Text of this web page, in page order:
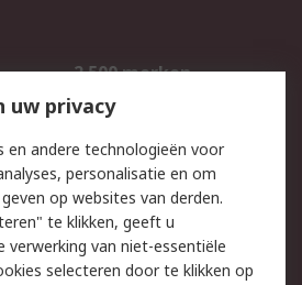
2.500 merken
Inkoopoplossingen
Email veiligheid
uw privacy
en andere technologieën voor
personalisatie en om
op websites van derden.
te klikken, geeft u
van niet-essentiële
selecteren door te klikken op